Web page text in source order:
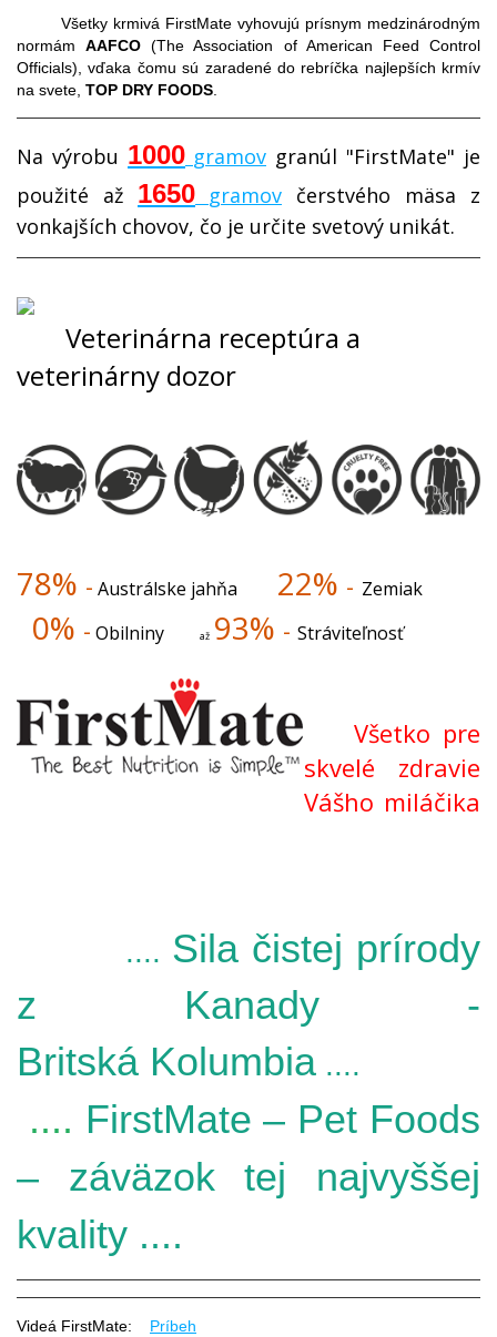
Všetky krmivá FirstMate vyhovujú prísnym medzinárodným
normám
AAFCO (The Association of American Feed Control
Officials), vďaka čomu sú zaradené do rebríčka najlepších krmív
na svete, TOP DRY FOODS
Na výrobu 1000 gramov granúl "FirstMate" je
použité až 1650 gramov čerstvého mäsa z
vonkajších chovov, čo je určite svetový unikát.
Veterinárna receptúra a
veterinárny dozor
78% - Austrálske jahňa 22% - Zemiak
0% - Obilniny až 93% - Stráviteľnosť
Všetko pre
skvelé zdravie
Vášho miláčika
.... Sila čistej prírody
z Kanady -
Britská Kolumbia ....
.... FirstMate – Pet Foods
– záväzok tej najvyššej
kvality ....
Videá FirstMate: Príbeh